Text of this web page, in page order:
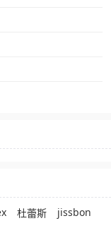
杜蕾斯
jissbon